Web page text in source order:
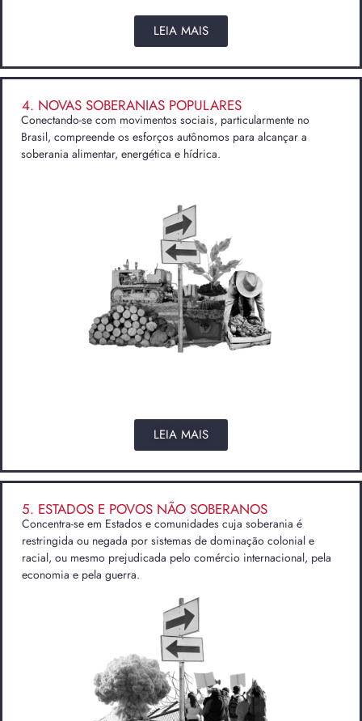
LEIA MAIS
4. NOVAS SOBERANIAS POPULARES
Conectando-se com movimentos sociais, particularmente no
Brasil, compreende os esforços autônomos para alcançar a
soberania alimentar, energética e hídrica.
LEIA MAIS
5. ESTADOS E POVOS NÃO SOBERANOS
Concentra-se em Estados e comunidades cuja soberania é
restringida ou negada por sistemas de dominação colonial e
racial, ou mesmo prejudicada pelo comércio internacional, pela
economia e pela guerra.